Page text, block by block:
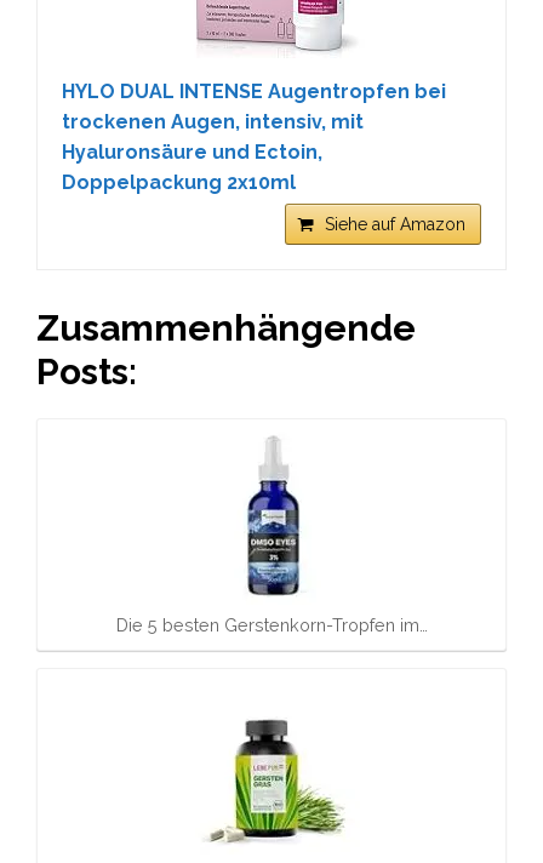
HYLO DUAL INTENSE Augentropfen bei
trockenen Augen, intensiv, mit
Hyaluronsäure und Ectoin,
Doppelpackung 2x10ml
Siehe auf Amazon
Zusammenhängende
Posts:
Die 5 besten Gerstenkorn-Tropfen im…